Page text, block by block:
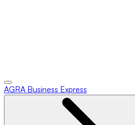
AGRA Business Express